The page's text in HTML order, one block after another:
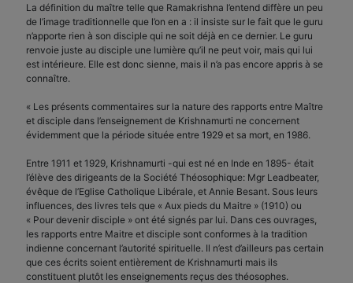
La définition du maître telle que Ramakrishna l’entend diffère un peu
de l’image traditionnelle que l’on en a : il insiste sur le fait que le guru
n’apporte rien à son disciple qui ne soit déjà en ce dernier. Le guru
renvoie juste au disciple une lumière qu’il ne peut voir, mais qui lui
est intérieure. Elle est donc sienne, mais il n’a pas encore appris à se
connaître.
« Les présents commentaires sur la nature des rapports entre Maître
et disciple dans l’enseignement de Krishnamurti ne concernent
évidemment que la période située entre 1929 et sa mort, en 1986.
Entre 1911 et 1929, Krishnamurti -qui est né en Inde en 1895- était
l’élève des dirigeants de la Société Théosophique: Mgr Leadbeater,
évêque de l’Eglise Catholique Libérale, et Annie Besant. Sous leurs
influences, des livres tels que « Aux pieds du Maitre » (1910) ou
« Pour devenir disciple » ont été signés par lui. Dans ces ouvrages,
les rapports entre Maitre et disciple sont conformes à la tradition
indienne concernant l’autorité spirituelle. Il n’est d’ailleurs pas certain
que ces écrits soient entièrement de Krishnamurti mais ils
constituent plutôt les enseignements reçus des théosophes.